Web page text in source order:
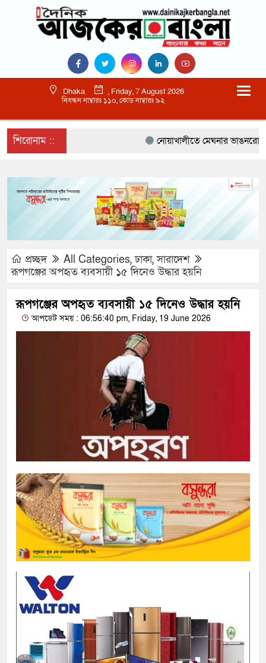
Dhaka
, Friday, 7 August 2026
নিবন্ধন নাম্বারঃ ১১০, কোড নাম্বারঃ ৯২
শিরোনাম :: নোয়াখালীতে মেঘনার ভাঙনরোধে
প্রচ্ছদ All Categories,ঢাকা,সারাদেশ
রূপগঞ্জের অপহৃত ব্যবসায়ী ১৫ দিনেও উদ্ধার হয়নি
রূপগঞ্জের অপহৃত ব্যবসায়ী ১৫ দিনেও উদ্ধার হয়নি
আপডেট সময় : 06:56:40 pm, Friday, 19 June 2026